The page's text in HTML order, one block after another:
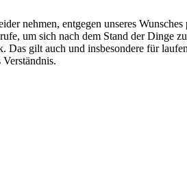
nehmen, entgegen unseres Wunsches
um sich nach dem Stand der Dinge
gilt auch und insbesondere für